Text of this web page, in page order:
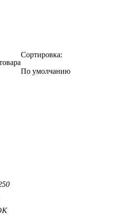
Сортировка:
По умолчанию